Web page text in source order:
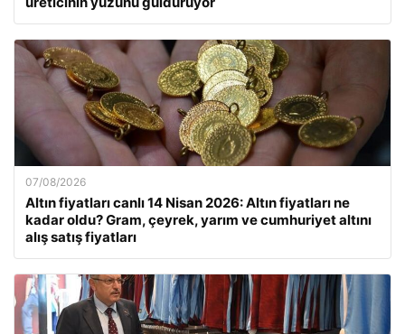
07/08/2026
Altın fiyatları canlı 14 Nisan 2026: Altın fiyatları ne
kadar oldu? Gram, çeyrek, yarım ve cumhuriyet altını
alış satış fiyatları